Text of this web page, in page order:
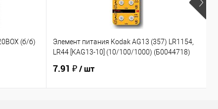
(б/б)
Элемент питания Kodak AG13 (357) LR1154,
LR44 [KAG13-10] (10/100/1000) (Б0044718)
7.91 ₽/ шт